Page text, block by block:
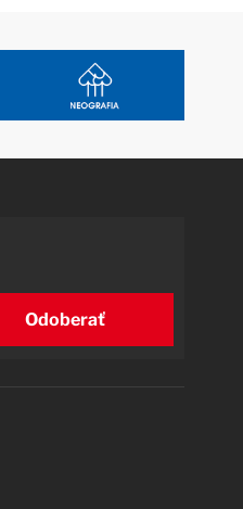
Odoberať